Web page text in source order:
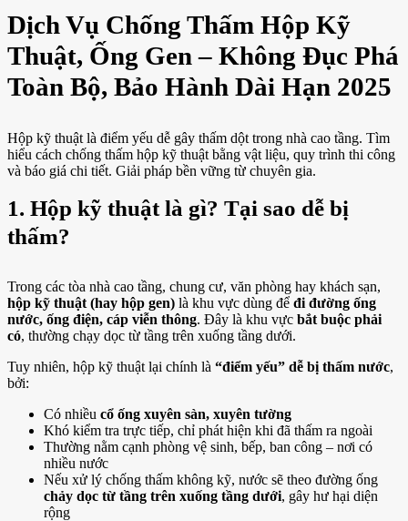
Dịch Vụ Chống Thấm Hộp Kỹ
Thuật, Ống Gen – Không Đục Phá
Toàn Bộ, Bảo Hành Dài Hạn 2025
Hộp kỹ thuật là điểm yếu dễ gây thấm dột trong nhà cao tầng. Tìm
hiểu cách chống thấm hộp kỹ thuật bằng vật liệu, quy trình thi công
và báo giá chi tiết. Giải pháp bền vững từ chuyên gia.
1. Hộp kỹ thuật là gì? Tại sao dễ bị
thấm?
Trong các tòa nhà cao tầng, chung cư, văn phòng hay khách sạn,
hộp kỹ thuật (hay hộp gen) là khu vực dùng để đi đường ống
nước, ống điện, cáp viễn thông. Đây là khu vực bắt buộc phải
có, thường chạy dọc từ tầng trên xuống tầng dưới.
Tuy nhiên, hộp kỹ thuật lại chính là “điểm yếu” dễ bị thấm nước,
bởi:
Có nhiều cổ ống xuyên sàn, xuyên tường
Khó kiểm tra trực tiếp, chỉ phát hiện khi đã thấm ra ngoài
Thường nằm cạnh phòng vệ sinh, bếp, ban công – nơi có
nhiều nước
Nếu xử lý chống thấm không kỹ, nước sẽ theo đường ống
chảy dọc từ tầng trên xuống tầng dưới, gây hư hại diện
rộng